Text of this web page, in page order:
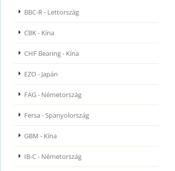
BBC-R - Lettország
CBK - Kína
CHF Bearing - Kína
EZO - Japán
FAG - Németország
Fersa - Spanyolország
GBM - Kína
IB-C - Németország